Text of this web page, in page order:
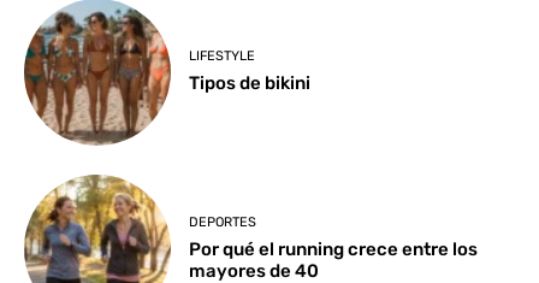
LIFESTYLE
Tipos de bikini
DEPORTES
Por qué el running crece entre los
mayores de 40